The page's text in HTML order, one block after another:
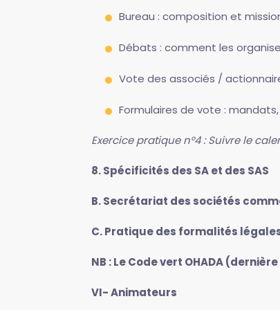
Bureau : composition et
Débats : comment les
Vote des associés /
Formulaires de vote :
Exercice pratique n°4 : Suivre le
8. Spécificités des SA et des SAS
B. Secrétariat des sociétés
C. Pratique des formalités
NB : Le Code vert OHADA
VI- Animateurs